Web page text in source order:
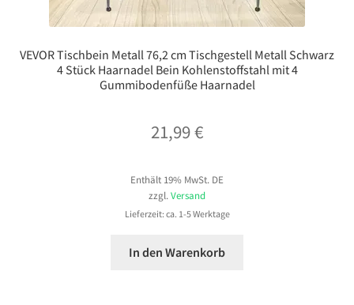
VEVOR Tischbein Metall 76,2 cm Tischgestell Metall Schwarz
4 Stück Haarnadel Bein Kohlenstoffstahl mit 4
Gummibodenfüße Haarnadel
21,99€
Enthält 19% MwSt. DE
zzgl. Versand
Lieferzeit: ca. 1-5 Werktage
In den Warenkorb